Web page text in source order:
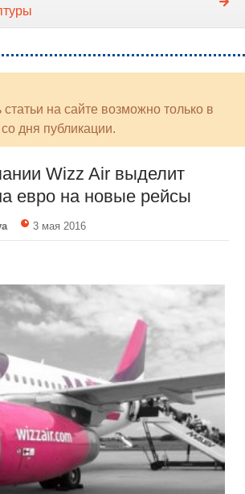
на сайте возможно только в
дня публикации.
Wizz Air выделит
евро на новые рейсы
3 мая 2016